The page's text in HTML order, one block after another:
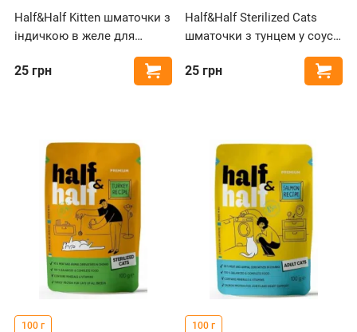
Half&Half Kitten шматочки з
індичкою в желе для
25 грн Купити
Half&Half Sterilized Cats
шматочки з тунцем у соусі
для стерилізованих котів,
пауч
25 грн
100 г 100 г